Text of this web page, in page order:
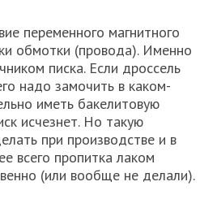
переменного магнитного
обмотки (провода). Именно
писка. Если дроссель
надо замочить в каком-
иметь бакелитовую
исчезнет. Но такую
при производстве и в
всего пропитка лаком
(или вообще не делали).